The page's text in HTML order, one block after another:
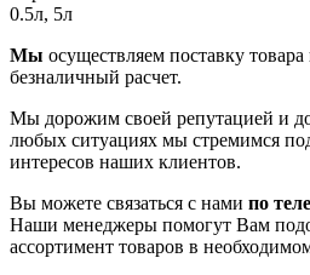
0.5л, 5л
Мы осуществляем поставку
безналичный расчет.
Мы дорожим своей репутацией и
любых ситуациях мы стремимся
интересов наших клиентов.
Вы можете связаться с нами по
Наши менеджеры помогут Вам
ассортимент товаров в